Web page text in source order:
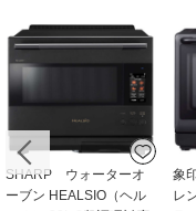
SHARP ウォーターオ
ーブン HEALSIO（ヘル
象
レ